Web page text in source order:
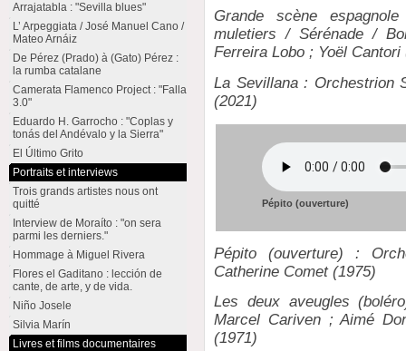
Grande scène
muletiers / Sérénade /
Ferreira Lobo ; Yoël
La Sevillana : Orchestrion
(2021)
Pépito (ouverture)
Pépito (ouverture) :
Catherine Comet (1975)
Les deux aveugles
Marcel Cariven ; Aimé
(1971)
Arrajatabla : "Sevilla blues"
L’ Arpeggiata / José Manuel Cano /
Mateo Arnáiz
De Pérez (Prado) à (Gato) Pérez :
la rumba catalane
Camerata Flamenco Project : "Falla
3.0"
Eduardo H. Garrocho : "Coplas y
tonás del Andévalo y la Sierra"
El Último Grito
Portraits et interviews
Trois grands artistes nous ont
quitté
Interview de Moraíto : "on sera
parmi les derniers."
Hommage à Miguel Rivera
Flores el Gaditano : lección de
cante, de arte, y de vida.
Niño Josele
Silvia Marín
Livres et films documentaires